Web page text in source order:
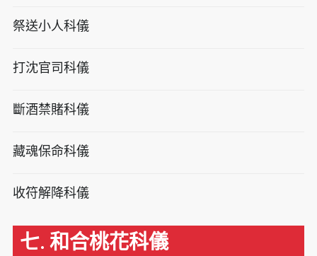
祭送小人科儀
打沈官司科儀
斷酒禁賭科儀
藏魂保命科儀
收符解降科儀
七. 和合桃花科儀